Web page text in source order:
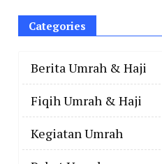
Categories
Berita Umrah & Haji
Fiqih Umrah & Haji
Kegiatan Umrah